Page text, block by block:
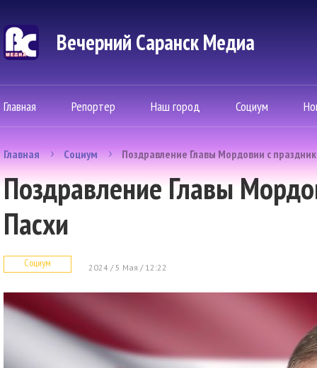
Вечерний Саранск Mедиа
Главная Репортер Наш город Социум
Главная Социум Поздравление Главы Мордовии с
Поздравление Главы
Пасхи
Социум 2024 / 5 Мая / 12:22